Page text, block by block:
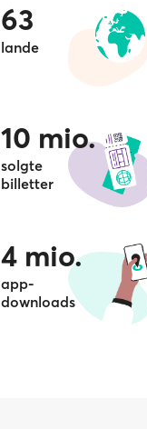
63
lande
10 mio.
solgte
billetter
4 mio.
app-
downloads